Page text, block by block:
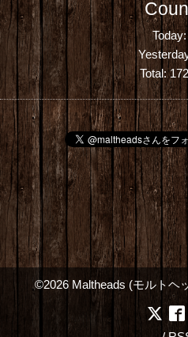
Total:
©2026 Maltheads (モルトヘ